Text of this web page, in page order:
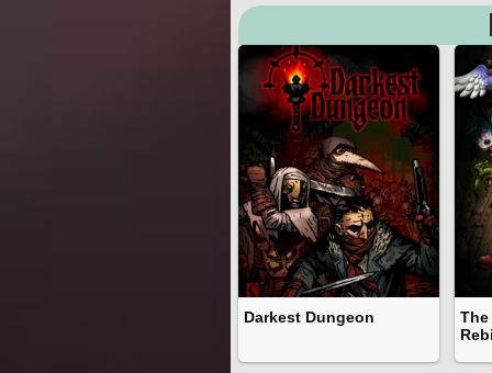
Darkest Dungeon